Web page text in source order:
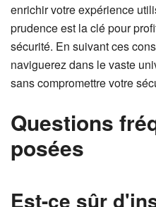
enrichir votre expérience
prudence est la clé pour
sécurité. En suivant ces
naviguerez dans le vaste
sans compromettre votre
Questions
posées
Est-ce sûr